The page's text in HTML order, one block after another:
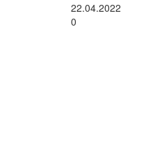
22.04.2022
0